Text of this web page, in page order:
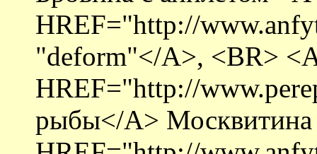
HREF="http://
"deform"</A>, <BR>
HREF="http://
рыбы</A> Москвитина